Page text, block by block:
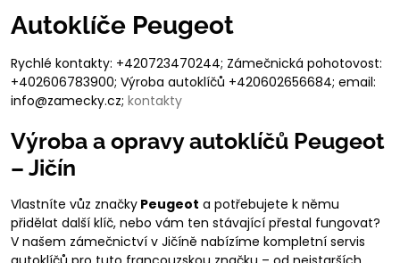
Autoklíče Peugeot
Rychlé kontakty: +420723470244; Zámečnická pohotovost:
+402606783900; Výroba autoklíčů +420602656684; email:
info@zamecky.cz; kontakty
Výroba a opravy autoklíčů Peugeot
– Jičín
Vlastníte vůz značky Peugeot a potřebujete k němu
přidělat další klíč, nebo vám ten stávající přestal fungovat?
V našem zámečnictví v Jičíně nabízíme kompletní servis